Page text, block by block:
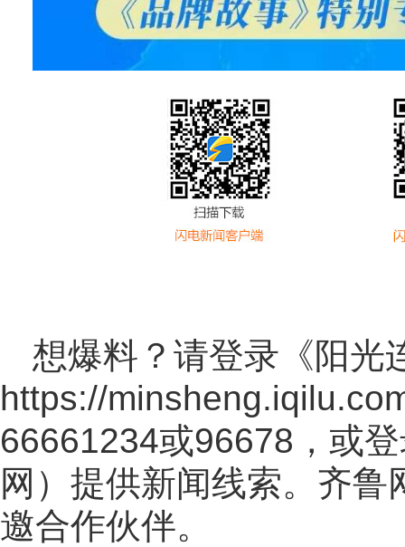
想爆料？请登录《阳光
https://
66661234或96678，或
网 ）提供新闻线索。齐鲁
邀合作伙伴。